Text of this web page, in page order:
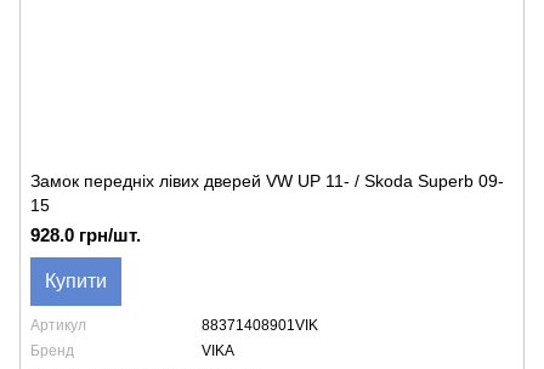
Замок передніх лівих дверей VW UP 11- / Skoda Superb 09-
15
928.0 грн/шт.
Купити
Артикул
88371408901VIK
Бренд
VIKA